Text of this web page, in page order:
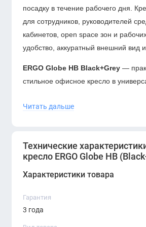
посадку в течение рабочего дня.
для сотрудников, руководителей
кабинетов, open space зон и
удобство, аккуратный внешний вид
ERGO Globe HB Black+Grey —
стильное офисное кресло в
офисов, рабочих зон сотрудников,
Читать дальше
Технические
кресло ERGO Globe HB
Характеристики товара
Гарантия
3 года